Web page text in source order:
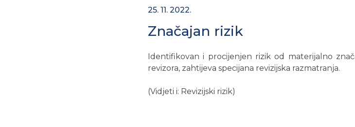
25. 11. 2022.
Značajan rizik
Identifikovan i procijenjen rizik od materijalno
revizora, zahtijeva specijana revizijska razmatranja.
(Vidjeti i: Revizijski rizik)